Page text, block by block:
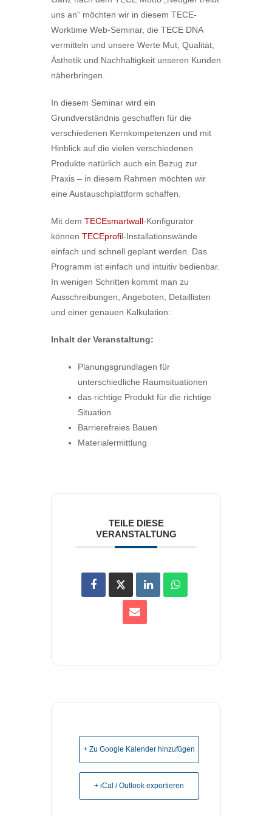
uns an“ möchten wir in diesem TECE-
Worktime Web-Seminar, die TECE DNA
vermitteln und unsere Werte Mut, Qualität,
Ästhetik und Nachhaltigkeit unseren Kunden
näherbringen.
In diesem Seminar wird ein
Grundverständnis geschaffen für die
verschiedenen Kernkompetenzen und mit
Hinblick auf die vielen verschiedenen
Produkte natürlich auch ein Bezug zur
Praxis – in diesem Rahmen möchten wir
eine Austauschplattform schaffen.
Mit dem TECEsmartwall-Konfigurator
können TECEprofil-Installationswände
einfach und schnell geplant werden. Das
Programm ist einfach und intuitiv bedienbar.
In wenigen Schritten kommt man zu
Ausschreibungen, Angeboten, Detaillisten
und einer genauen Kalkulation:
Inhalt der Veranstaltung:
Planungsgrundlagen für
unterschiedliche Raumsituationen
das richtige Produkt für die richtige
Situation
Barrierefreies Bauen
Materialermittlung
TEILE DIESE
VERANSTALTUNG
+ Zu Google Kalender hinzufügen
+ iCal / Outlook exportieren